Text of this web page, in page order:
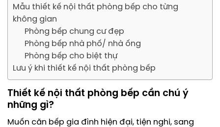
Mẫu thiết kế nội thất phòng bếp cho từng
không gian
Phòng bếp chung cư đẹp
Phòng bếp nhà phố/ nhà ống
Phòng bếp cho biệt thự
Lưu ý khi thiết kế nội thất phòng bếp
Thiết kế nội thất phòng bếp cần chú ý
những gì?
Muốn căn bếp gia đình hiện đại, tiện nghi, sang